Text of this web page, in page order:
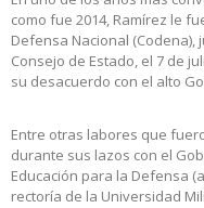
como fue 2014, Ramírez le
Defensa Nacional
Consejo de Estado, el 7 de
su desacuerdo con el alto
Entre otras labores que
durante sus lazos con el
Educación para la Defensa
rectoría de la Universidad